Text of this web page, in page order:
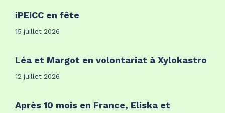
iPEICC en fête
15 juillet 2026
Léa et Margot en volontariat à Xylokastro
12 juillet 2026
Après 10 mois en France, Eliska et